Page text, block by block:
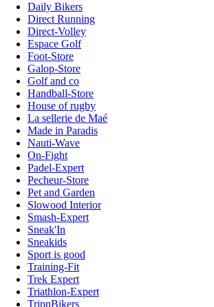
Daily Bikers
Direct Running
Direct-Volley
Espace Golf
Foot-Store
Galop-Store
Golf and co
Handball-Store
House of rugby
La sellerie de Maé
Made in Paradis
Nauti-Wave
On-Fight
Padel-Expert
Pecheur-Store
Pet and Garden
Slowood Interior
Smash-Expert
Sneak'In
Sneakids
Sport is good
Training-Fit
Trek Expert
Triathlon-Expert
TripnBikers